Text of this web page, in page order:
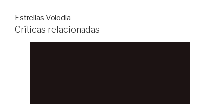
Estrellas Volodia
Críticas relacionadas